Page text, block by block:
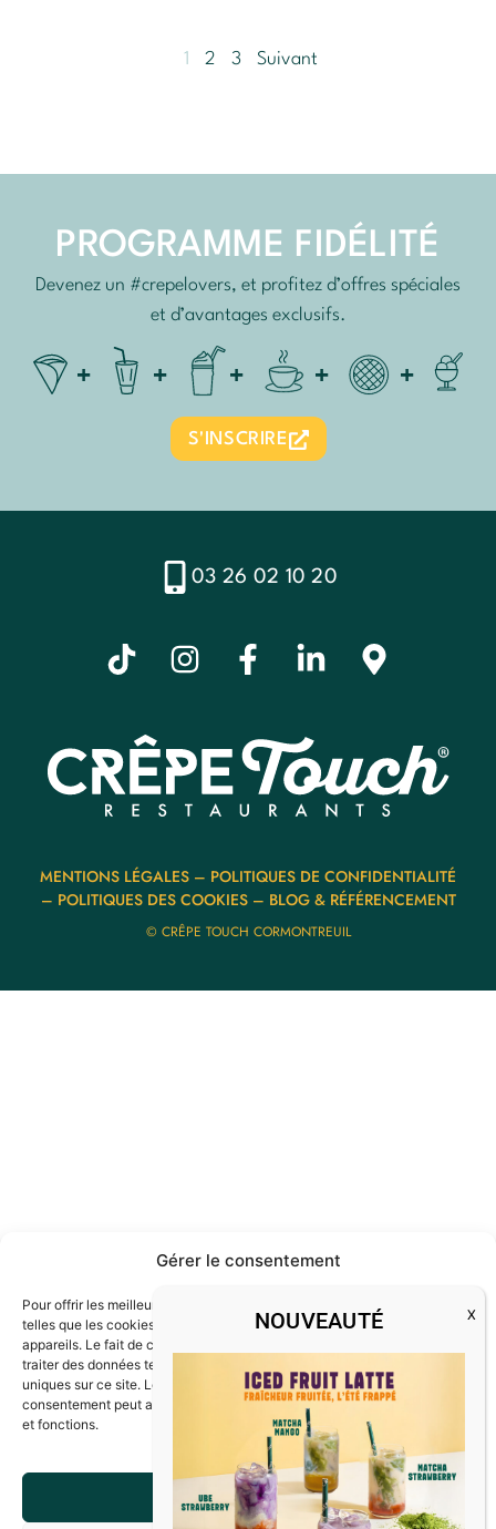
Gérer le consentement
Pour offrir les meilleures expériences, nous utilisons des technologies
telles que les cookies pour stocker et/ou accéder aux informations des
appareils. Le fait de consentir à ces technologies nous permettra de
traiter des données telles que le comportement de navigation ou les ID
uniques sur ce site. Le fait de ne pas consentir ou de retirer son
consentement peut avoir un effet négatif sur certaines caractéristiques
et fonctions.
ACCEPTER
1 2 3 Suivant
PROGRAMME FIDÉLITÉ
Devenez un #crepelovers, et profitez d’offres spéciales
et d’avantages exclusifs.
S'INSCRIRE
03 26 02 10 20
MENTIONS LÉGALES – POLITIQUES DE CONFIDENTIALITÉ
– POLITIQUES DES COOKIES– BLOG & RÉFÉRENCEMENT
© CRÊPE TOUCH CORMONTREUIL
NOUVEAUTÉ